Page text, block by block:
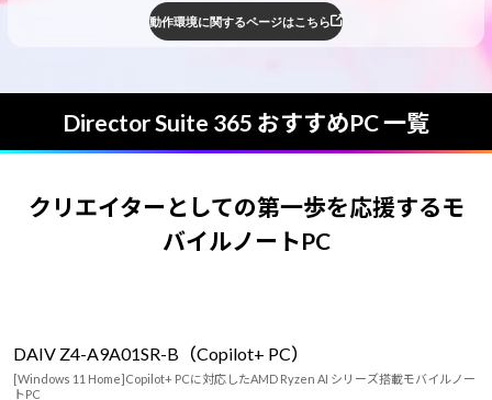
動作環境に関するページはこちら
Director Suite 365 おすすめPC 一覧
クリエイターとしての第一歩を応援するモ
バイルノートPC
DAIV Z4-A9A01SR-B（Copilot+ PC）
[Windows 11 Home]Copilot+ PCに対応したAMD Ryzen AI シリーズ搭載モバイルノー
トPC